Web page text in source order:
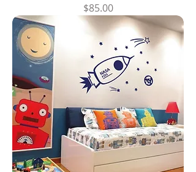
Precio
$85.00